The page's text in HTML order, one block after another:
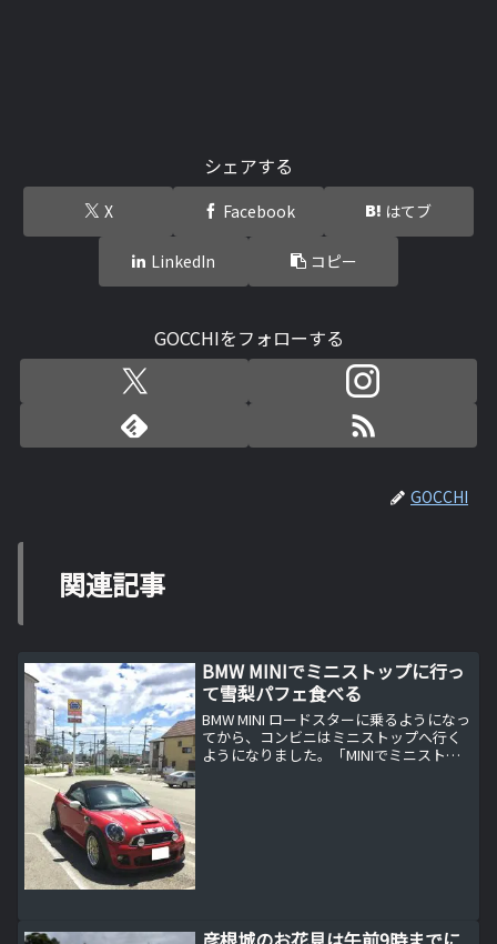
シェアする
X Facebook はてブ
LinkedIn コピー
GOCCHIをフォローする
GOCCHI
関連記事
BMW MINIでミニストップに行っ
て雪梨パフェ食べる
BMW MINI ロードスターに乗るようになっ
てから、コンビニはミニストップへ行く
ようになりました。「MINIでミニストッ